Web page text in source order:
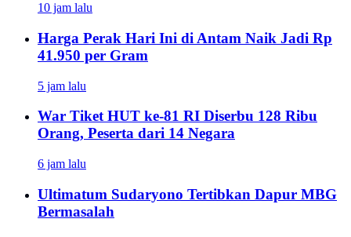
10 jam lalu
Harga Perak Hari Ini di Antam Naik Jadi Rp
41.950 per Gram
5 jam lalu
War Tiket HUT ke-81 RI Diserbu 128 Ribu
Orang, Peserta dari 14 Negara
6 jam lalu
Ultimatum Sudaryono Tertibkan Dapur MBG
Bermasalah